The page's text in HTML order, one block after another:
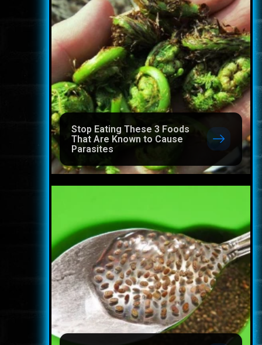
Stop Eating These 3 Foods
That Are Known to Cause
Parasites